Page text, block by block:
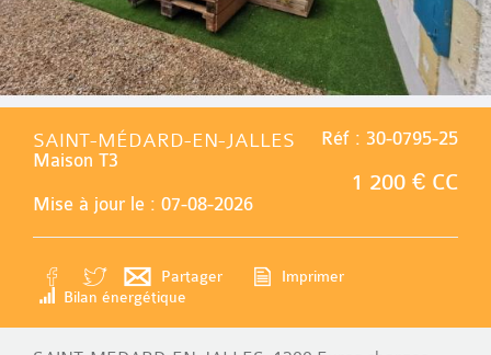
Réf : 30-0795-25
1 200 € CC
SAINT-MÉDARD-EN-JALLES
Maison T3
Mise à jour le : 07-08-2026
Partager
Imprimer
Bilan énergétique